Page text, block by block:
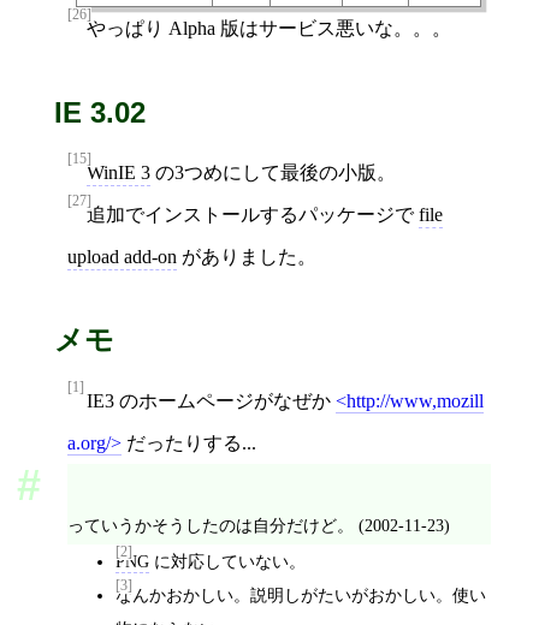
[26]
やっぱり Alpha 版はサービス悪いな。。。
IE 3.02
[15]
WinIE 3 の3つめにして最後の小版。
[27]
追加でインストールするパッケージでfile
upload add-on がありました。
メモ
[1]
IE3 のホームページがなぜか http://www,mozill
a.org/ だったりする...
っていうかそうしたのは自分だけど。 (2002-11-23)
[2]
PNG に対応していない。
[3]
なんかおかしい。説明しがたいがおかしい。使い